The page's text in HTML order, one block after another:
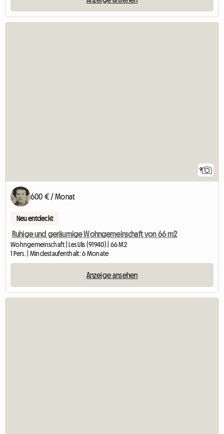
9
600 € / Monat
Neu entdeckt
Ruhige und geräumige Wohngemeinschaft von 66 m2
Wohngemeinschaft | Les Ulis (91940) | 66 M2
1 Pers. | Mindestaufenthalt: 6 Monate
Anzeige ansehen